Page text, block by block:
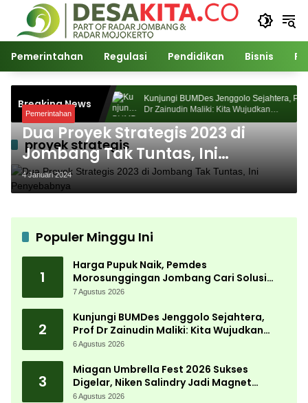
Langsung
konten
Pemerintahan Regulasi Pendidikan Bisnis
Breaking News
Morosunggingan
Kajian Akademik
Kunjungi BUMDes Jenggolo Sejahtera, Prof
Dr Zainudin Maliki: Kita Wujudkan
Kemandirian Ekonomi dengan Potensi Desa
proyek strategis
Pemerintahan
Dua Proyek Strategis 2023 di
Jombang Tak Tuntas, Ini
Penyebabnya
4 Januari 2024
Populer Minggu Ini
1
Harga Pupuk Naik, Pemdes
Morosunggingan Jombang Cari Solusi
Lewat Kajian Akademik
7 Agustus 2026
2
Kunjungi BUMDes Jenggolo Sejahtera,
Prof Dr Zainudin Maliki: Kita Wujudkan
Kemandirian Ekonomi dengan Potensi
6 Agustus 2026
3
Miagan Umbrella Fest 2026 Sukses
Digelar, Niken Salindry Jadi Magnet
Ribuan Pengunjung
6 Agustus 2026